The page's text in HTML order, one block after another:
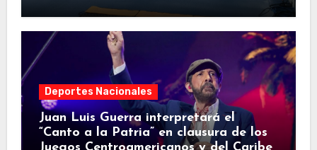
Deportes Nacionales
Juan Luis Guerra interpretará el
“Canto a la Patria” en clausura de los
Juegos Centroamericanos y del Caribe